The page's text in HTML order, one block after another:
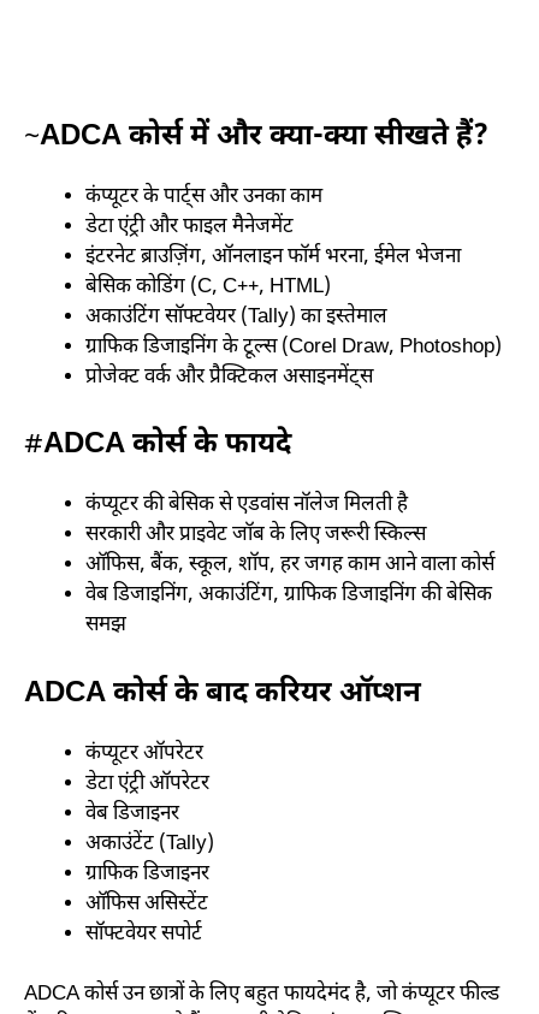
~ADCA कोर्स में और क्या-क्या सीखते हैं?
कंप्यूटर के पार्ट्स और उनका काम
डेटा एंट्री और फाइल मैनेजमेंट
इंटरनेट ब्राउज़िंग, ऑनलाइन फॉर्म भरना, ईमेल भेजना
बेसिक कोडिंग (C, C++, HTML)
अकाउंटिंग सॉफ्टवेयर (Tally) का इस्तेमाल
ग्राफिक डिजाइनिंग के टूल्स (Corel Draw, Photoshop)
प्रोजेक्ट वर्क और प्रैक्टिकल असाइनमेंट्स
#ADCA कोर्स के फायदे
कंप्यूटर की बेसिक से एडवांस नॉलेज मिलती है
सरकारी और प्राइवेट जॉब के लिए जरूरी स्किल्स
ऑफिस, बैंक, स्कूल, शॉप, हर जगह काम आने वाला कोर्स
वेब डिजाइनिंग, अकाउंटिंग, ग्राफिक डिजाइनिंग की बेसिक
समझ
ADCA कोर्स के बाद करियर ऑप्शन
कंप्यूटर ऑपरेटर
डेटा एंट्री ऑपरेटर
वेब डिजाइनर
अकाउंटेंट (Tally)
ग्राफिक डिजाइनर
ऑफिस असिस्टेंट
सॉफ्टवेयर सपोर्ट
ADCA कोर्स उन छात्रों के लिए बहुत फायदेमंद है, जो कंप्यूटर फील्ड